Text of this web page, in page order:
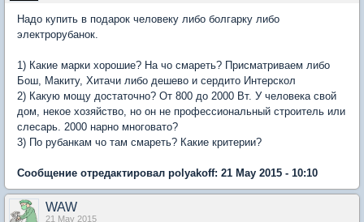
Надо купить в подарок человеку либо болгарку либо
электрорубанок.
1) Какие марки хорошие? На чо смареть? Присматриваем либо
Бош, Макиту, Хитачи либо дешево и сердито Интерскол
2) Какую мощу достаточно? От 800 до 2000 Вт. У человека свой
дом, некое хозяйство, но он не профессиональный строитель или
слесарь. 2000 нарно многовато?
3) По рубанкам чо там смареть? Какие критерии?
Сообщение отредактировал polyakoff: 21 May 2015 - 10:10
WAW
21 May 2015